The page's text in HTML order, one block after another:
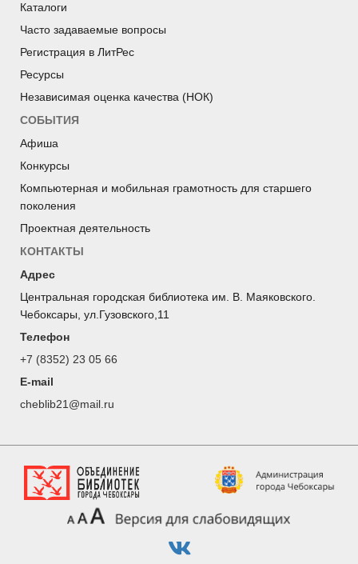
Каталоги
Часто задаваемые вопросы
Регистрация в ЛитРес
Ресурсы
Независимая оценка качества (НОК)
СОБЫТИЯ
Афиша
Конкурсы
Компьютерная и мобильная грамотность для старшего
поколения
Проектная деятельность
КОНТАКТЫ
Адрес
Центральная городская библиотека им. В. Маяковского.
Чебоксары, ул.Гузовского,11
Телефон
+7 (8352) 23 05 66
E-mail
cheblib21@mail.ru